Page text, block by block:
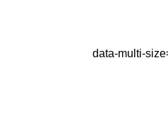
data-multi-